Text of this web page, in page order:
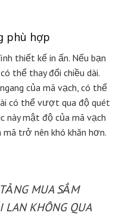
phù hợp
thiết kế in ấn. Nếu bạn
thể thay đổi chiều dài.
của mã vạch, có thể
có thể vượt qua độ quét
này mật độ của mã vạch
mã trở nên khó khăn hơn.
MUA SẮM
LAN KHÔNG QUA